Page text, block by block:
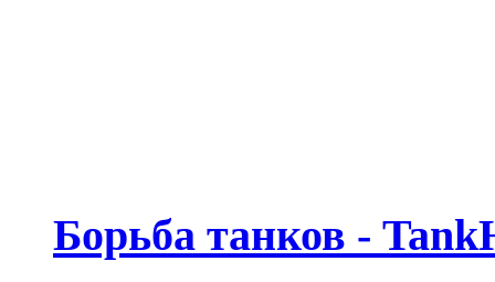
Борьба танков -